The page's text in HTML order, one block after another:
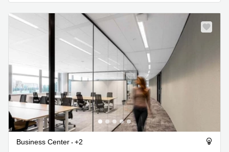
Business Center
+2